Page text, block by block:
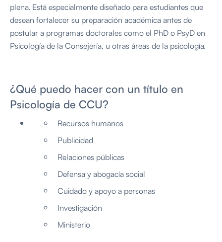
plena. Está especialmente diseñado para estudiantes que
desean fortalecer su preparación académica antes de
postular a programas doctorales como el PhD o PsyD en
Psicología de la Consejería, u otras áreas de la psicología.
¿Qué puedo hacer con un título en
Psicología de CCU?
Recursos humanos
Publicidad
Relaciones públicas
Defensa y abogacía social
Cuidado y apoyo a personas
Investigación
Ministerio